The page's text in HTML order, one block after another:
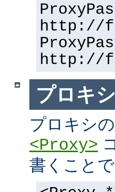
http://
http://
プロキ
プロキシ
<Proxy>
書くこと